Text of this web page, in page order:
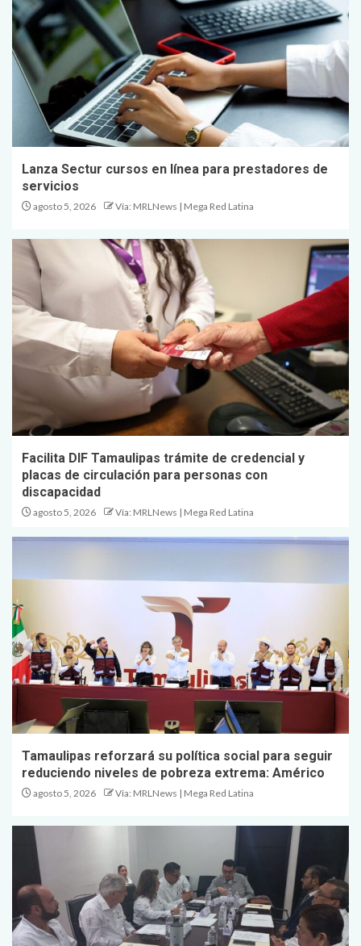
Lanza Sectur cursos en línea para prestadores de
servicios
agosto 5, 2026 Vía: MRLNews | Mega Red Latina
Facilita DIF Tamaulipas trámite de credencial y
placas de circulación para personas con
discapacidad
agosto 5, 2026 Vía: MRLNews | Mega Red Latina
Tamaulipas reforzará su política social para seguir
reduciendo niveles de pobreza extrema: Américo
agosto 5, 2026 Vía: MRLNews | Mega Red Latina